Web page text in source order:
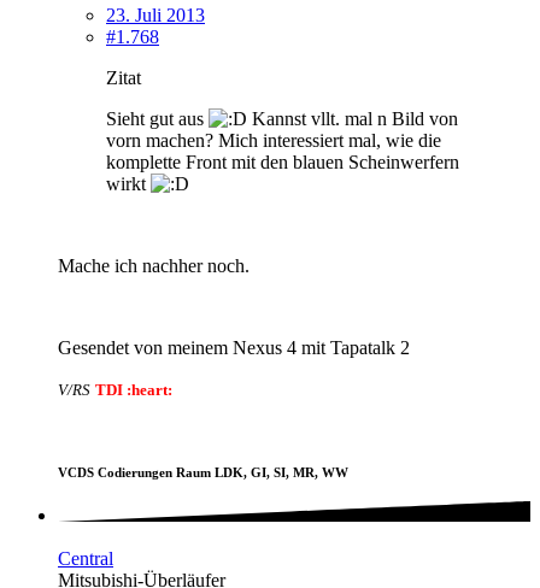
23. Juli 2013
#1.768
Zitat
Sieht gut aus
Kannst vllt. mal n Bild von
vorn machen? Mich interessiert mal, wie die
komplette Front mit den blauen Scheinwerfern
wirkt
Mache ich nachher noch.
Gesendet von meinem Nexus 4 mit Tapatalk 2
V/RS TDI :heart:
VCDS Codierungen Raum LDK, GI, SI, MR, WW
Central
Mitsubishi-Überläufer